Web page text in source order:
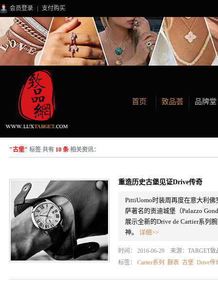
会员登录 支付购买
首页 致品荟 品牌堂
"古堡" 标签 共有 10 条相关资讯：
重造历史古堡见证Drive传奇
PittiUomo时装周再度在意大利
萨著名的贡迪城堡（Palazzo
展示全新的Drive de Cartier系列
神。 详细>>
时间： 2016-06-29 来源： TARGET致
标签： Cartier系列 腕表 古堡 Drive传